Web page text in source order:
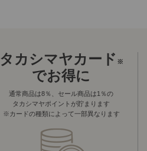
タカシマヤカード ※
でお得に
通常商品は8％、セール商品は1％の
タカシマヤポイントが貯まります
※カードの種類によって一部異なります